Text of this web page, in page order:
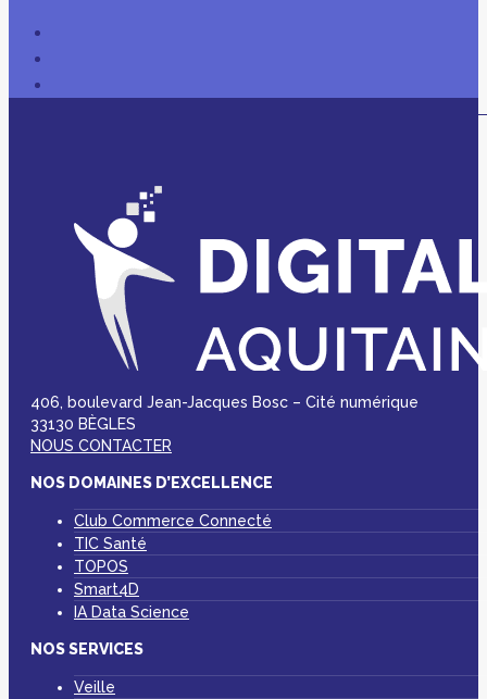
406, boulevard Jean-Jacques Bosc – Cité numérique
33130 BÈGLES
NOUS CONTACTER
NOS DOMAINES D’EXCELLENCE
Club Commerce Connecté
TIC Santé
TOPOS
Smart4D
IA Data Science
NOS SERVICES
Veille